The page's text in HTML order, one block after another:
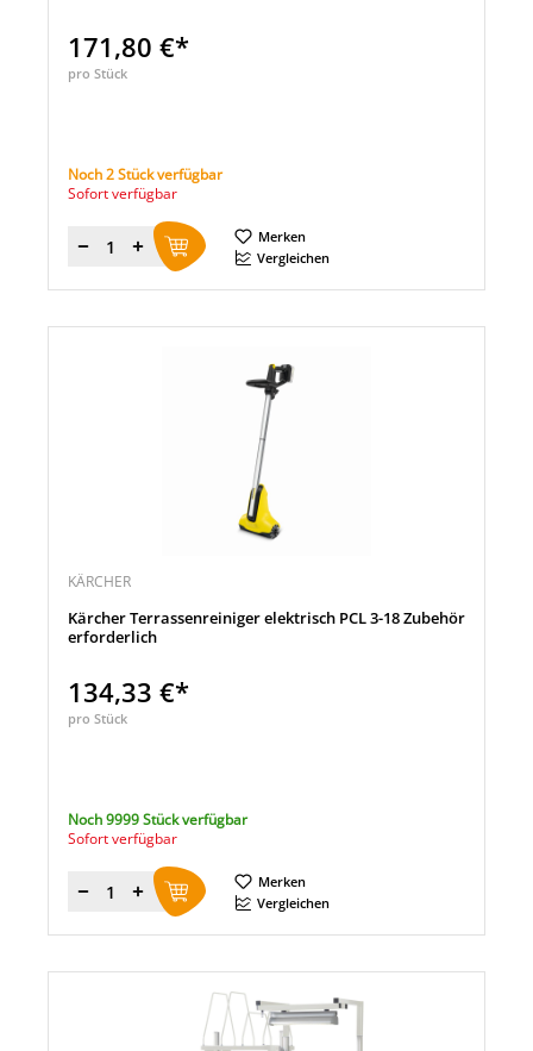
171,80 €*
pro Stück
Noch 2 Stück verfügbar
Sofort verfügbar
Menge
Merken
Vergleichen
KÄRCHER
Kärcher Terrassenreiniger elektrisch PCL 3-18 Zubehör
erforderlich
134,33 €*
pro Stück
Noch 9999 Stück verfügbar
Sofort verfügbar
Menge
Merken
Vergleichen